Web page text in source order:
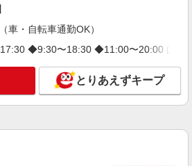
の夜専看護助手
勤：22100円〜27000円 ※資格や経験など
県柏市
詳細を見る
車・自転車通勤OK）
◆9:30〜18:30 ◆11:00〜20:00 ほか
とりあえずキープ